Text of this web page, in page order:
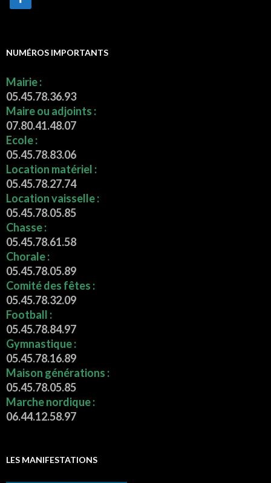
NUMÉROS IMPORTANTS
Mairie :
05.45.78.36.93
Maire ou adjoints :
07.80.41.48.07
Ecole :
05.45.78.83.06
Location matériel :
05.45.78.27.74
Location vaisselle :
05.45.78.05.85
Chasse :
05.45.78.61.58
Chorale :
05.45.78.05.89
Comité des fêtes :
05.45.78.32.09
Football :
05.45.78.84.97
Gymnastique :
05.45.78.16.89
Maison générations :
05.45.78.05.85
Marche nordique :
06.44.12.58.97
LES MANIFESTATIONS